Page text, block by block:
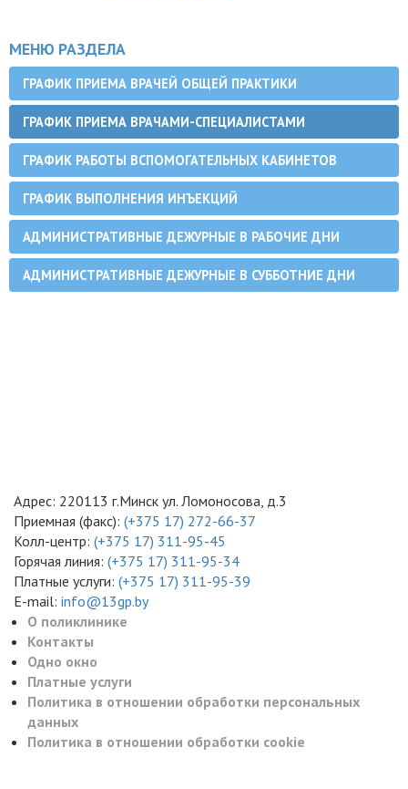
МЕНЮ РАЗДЕЛА
ГРАФИК ПРИЕМА ВРАЧЕЙ ОБЩЕЙ ПРАКТИКИ
ГРАФИК ПРИЕМА ВРАЧАМИ-СПЕЦИАЛИСТАМИ
ГРАФИК РАБОТЫ ВСПОМОГАТЕЛЬНЫХ КАБИНЕТОВ
ГРАФИК ВЫПОЛНЕНИЯ ИНЪЕКЦИЙ
АДМИНИСТРАТИВНЫЕ ДЕЖУРНЫЕ В РАБОЧИЕ ДНИ
АДМИНИСТРАТИВНЫЕ ДЕЖУРНЫЕ В СУББОТНИЕ ДНИ
Адрес: 220113 г.Минск ул. Ломоносова, д.3
Приемная (факс): (+375 17) 272-66-37
Колл-центр: (+375 17) 311-95-45
Горячая линия: (+375 17) 311-95-34
Платные услуги: (+375 17) 311-95-39
E-mail: info@13gp.by
О поликлинике
Контакты
Одно окно
Платные услуги
Политика в отношении обработки персональных
данных
Политика в отношении обработки cookie